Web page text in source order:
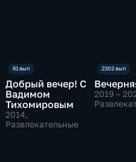
Добрый вечер! С
Вадимом
Тихомировым
2014,
Развлекательные
2019 –